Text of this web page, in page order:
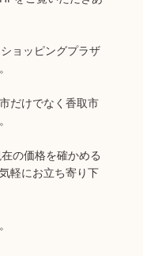
ョッピングプラザ
だけでなく香取市
の価格を確かめる
軽にお立ち寄り下